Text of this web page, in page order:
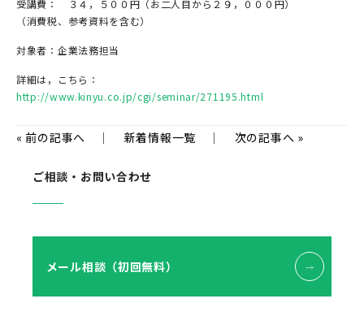
受講費： ３４，５００円（お二人目から２９，０００円）
（消費税、参考資料を含む）
対象者：企業法務担当
詳細は，こちら：
http://www.kinyu.co.jp/cgi/seminar/271195.html
« 前の記事へ ｜ 新着情報一覧 ｜ 次の記事へ »
ご相談・お問い合わせ
メール相談（初回無料）